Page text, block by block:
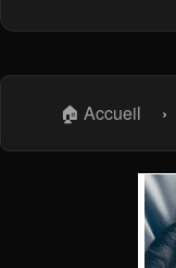
🏠 Accueil ›